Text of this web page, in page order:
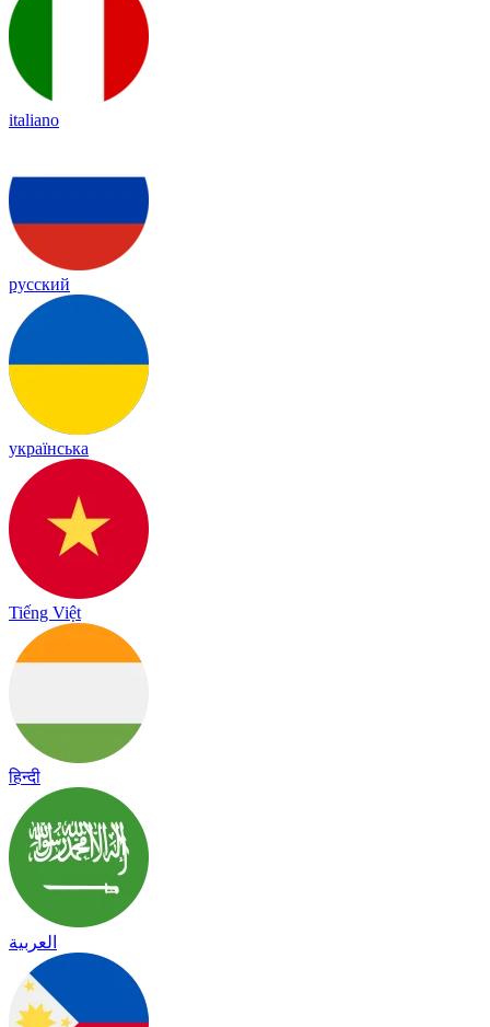
italiano
русский
українська
Tiếng Việt
हिन्दी
العربية